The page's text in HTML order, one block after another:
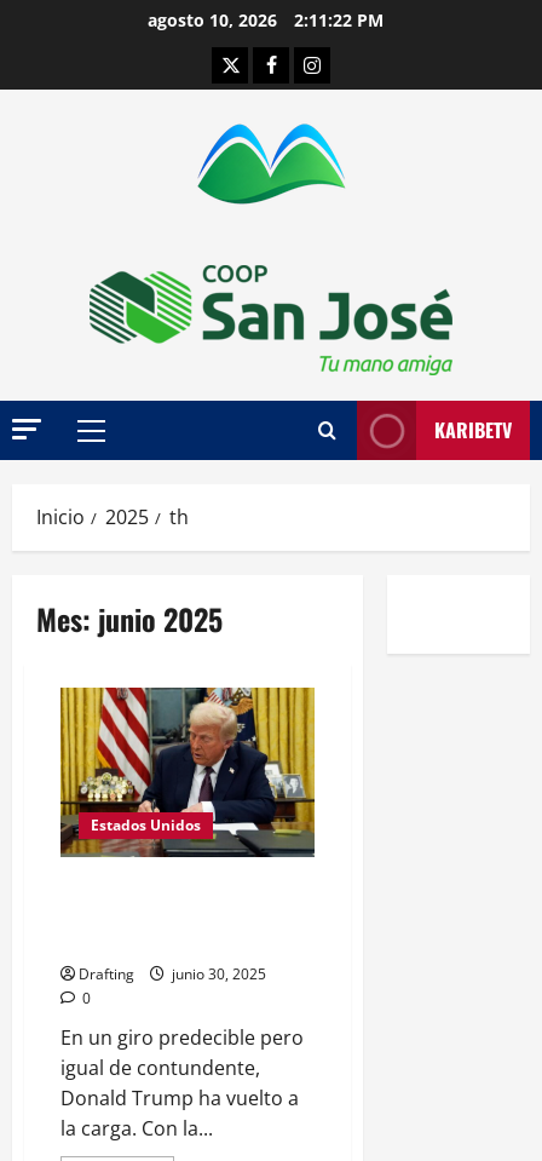
agosto 10, 2026 2:11:23 PM
TwitterFacebookInstagram
Menú
KARIBETV
Inicio 2025 th
Mes: junio 2025
Estados Unidos
Drafting
junio 30, 2025
0
En un giro predecible pero
igual de contundente,
Donald Trump ha vuelto a
la carga. Con la...